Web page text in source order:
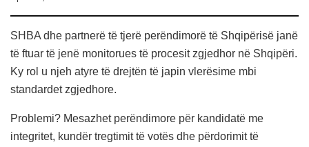
SHBA dhe partnerë të tjerë perëndimorë të Shqipërisë janë
të ftuar të jenë monitorues të procesit zgjedhor në Shqipëri.
Ky rol u njeh atyre të drejtën të japin vlerësime mbi
standardet zgjedhore.
Problemi? Mesazhet perëndimore për kandidatë me
integritet, kundër tregtimit të votës dhe përdorimit të